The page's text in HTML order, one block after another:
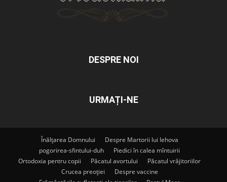
DESPRE NOI
URMAȚI-NE
Înălțarea Domnului
Despre Martorii lui Iehova
pogorirea-sfintului-duh
Piedici în calea mîntuirii
Ortodoxia pentru copii
Păcatul avortului
Păcatul vrăjitoriilor
Crucea preoției
Despre vaccine